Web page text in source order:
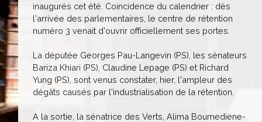
inaugurés cet été. Coincidence du calendrier : dès
l'arrivée des parlementaires, le centre de rétention
numéro 3 venait d'ouvrir officiellement ses portes.
La députée Georges Pau-Langevin (PS), les sénateurs
Bariza Khiari (PS), Claudine Lepage (PS) et Richard
Yung (PS), sont venus constater, hier, l'ampleur des
dégâts causés par l'industrialisation de la rétention.
A la sortie, la sénatrice des Verts, Alima Boumediene-